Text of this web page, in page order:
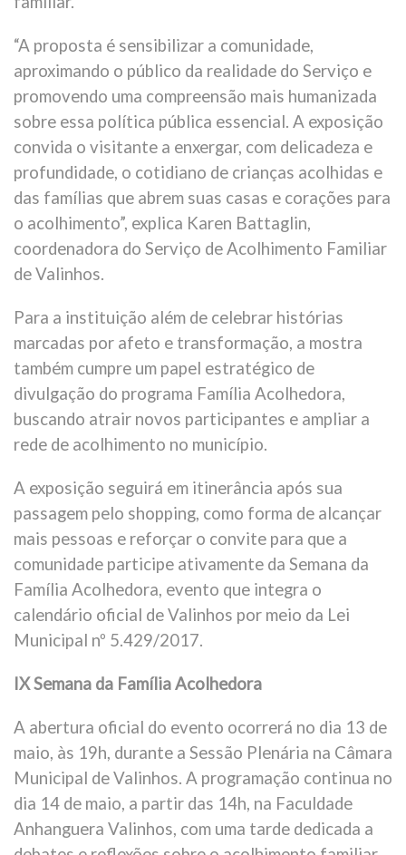
“A proposta é sensibilizar a comunidade,
aproximando o público da realidade do Serviço e
promovendo uma compreensão mais humanizada
sobre essa política pública essencial. A exposição
convida o visitante a enxergar, com delicadeza e
profundidade, o cotidiano de crianças acolhidas e
das famílias que abrem suas casas e corações para
o acolhimento”, explica Karen Battaglin,
coordenadora do Serviço de Acolhimento Familiar
de Valinhos.
Para a instituição além de celebrar histórias
marcadas por afeto e transformação, a mostra
também cumpre um papel estratégico de
divulgação do programa Família Acolhedora,
buscando atrair novos participantes e ampliar a
rede de acolhimento no município.
A exposição seguirá em itinerância após sua
passagem pelo shopping, como forma de alcançar
mais pessoas e reforçar o convite para que a
comunidade participe ativamente da Semana da
Família Acolhedora, evento que integra o
calendário oficial de Valinhos por meio da Lei
Municipal nº 5.429/2017.
IX Semana da Família Acolhedora
A abertura oficial do evento ocorrerá no dia 13 de
maio, às 19h, durante a Sessão Plenária na Câmara
Municipal de Valinhos. A programação continua no
dia 14 de maio, a partir das 14h, na Faculdade
Anhanguera Valinhos, com uma tarde dedicada a